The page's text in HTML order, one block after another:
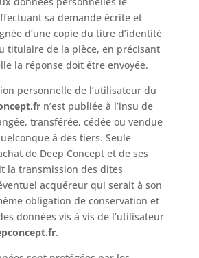
sa demande écrite et
d’une copie du titre d’identité
titulaire de la pièce, en précisant
la réponse doit être envoyée.
personnelle de l’utilisateur du
n’est publiée à l’insu de
transférée, cédée ou vendue
à des tiers. Seule
deDeep Conceptet de ses
la transmission des dites
acquéreur qui serait à son
obligation de conservation et
données vis à vis de l’utilisateur
.